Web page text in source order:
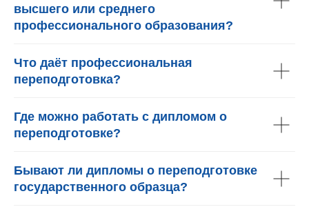
высшего или среднего
профессионального образования?
Что даёт профессиональная
переподготовка?
Где можно работать с дипломом о
переподготовке?
Бывают ли дипломы о переподготовке
государственного образца?